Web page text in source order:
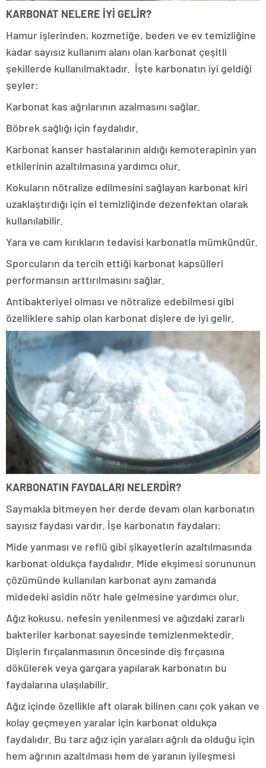
KARBONAT NELERE İYİ GELİR?
Hamur işlerinden, kozmetiğe, beden ve ev temizliğine
kadar sayısız kullanım alanı olan karbonat çeşitli
şekillerde kullanılmaktadır. İşte karbonatın iyi geldiği
şeyler:
Karbonat kas ağrılarının azalmasını sağlar.
Böbrek sağlığı için faydalıdır.
Karbonat kanser hastalarının aldığı kemoterapinin yan
etkilerinin azaltılmasına yardımcı olur.
Kokuların nötralize edilmesini sağlayan karbonat kiri
uzaklaştırdığı için el temizliğinde dezenfektan olarak
kullanılabilir.
Yara ve cam kırıkların tedavisi karbonatla mümkündür.
Sporcuların da tercih ettiği karbonat kapsülleri
performansın arttırılmasını sağlar.
Antibakteriyel olması ve nötralize edebilmesi gibi
özelliklere sahip olan karbonat dişlere de iyi gelir.
KARBONATIN FAYDALARI NELERDİR?
Saymakla bitmeyen her derde devam olan karbonatın
sayısız faydası vardır. İşe karbonatın faydaları:
Mide yanması ve reflü gibi şikayetlerin azaltılmasında
karbonat oldukça faydalıdır. Mide ekşimesi sorununun
çözümünde kullanılan karbonat aynı zamanda
midedeki asidin nötr hale gelmesine yardımcı olur.
Ağız kokusu, nefesin yenilenmesi ve ağızdaki zararlı
bakteriler karbonat sayesinde temizlenmektedir.
Dişlerin fırçalanmasının öncesinde diş fırçasına
dökülerek veya gargara yapılarak karbonatın bu
faydalarına ulaşılabilir.
Ağız içinde özellikle aft olarak bilinen canı çok yakan ve
kolay geçmeyen yaralar için karbonat oldukça
faydalıdır. Bu tarz ağız için yaraları ağrılı da olduğu için
hem ağrının azaltılması hem de yaranın iyileşmesi